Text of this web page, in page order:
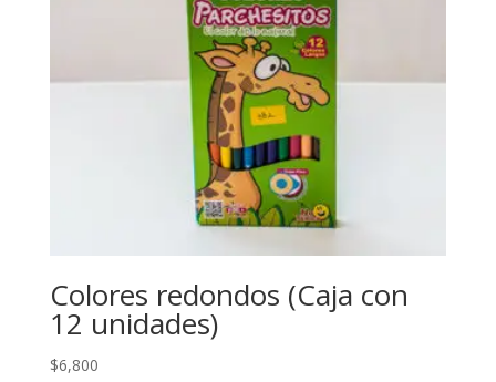
Colores redondos (Caja con
12 unidades)
$6,800